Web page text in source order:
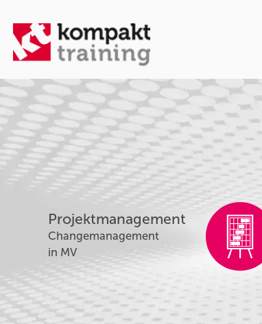
Projektmanagement
Changemanagement
in MV